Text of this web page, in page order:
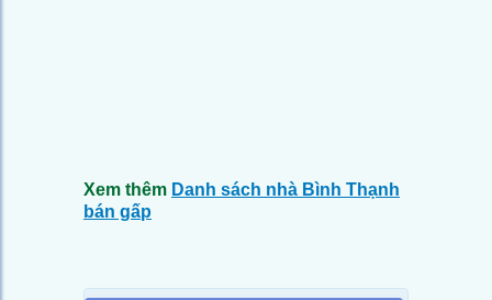
Xem thêm Danh sách nhà Bình Thạnh
bán gấp